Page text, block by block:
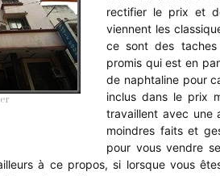
rectifier le prix et
viennent les
ce sont des
promis qui est en
de naphtaline pour
inclus dans le prix
travaillent avec une
moindres faits et
pour vous vendre
à ce propos, si lorsque vous